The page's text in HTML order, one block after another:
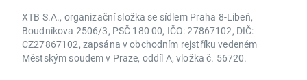
XTB S.A., organizační složka se sídlem Praha 8-Libeň,
Boudníkova 2506/3, PSČ 180 00, IČO: 27867102, DIČ:
CZ27867102, zapsána v obchodním rejstříku vedeném
Městským soudem v Praze, oddíl A, vložka č. 56720.